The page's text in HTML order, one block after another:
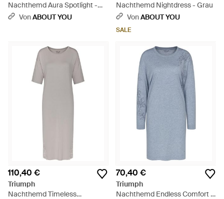
Nachthemd Aura Spotlight -
Lila VonABOUT YOU
Nachthemd Nightdress - Grau
VonABOUT YOU
SALE
110,40 €
Triumph
Nachthemd Timeless
70,40 €
Triumph
Nachthemd Endless Comfort -